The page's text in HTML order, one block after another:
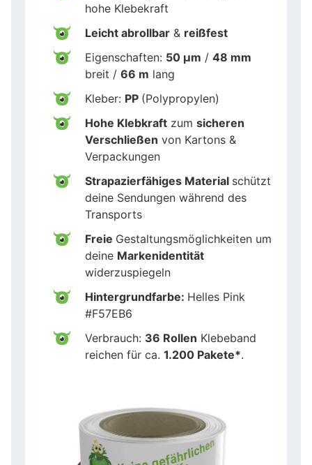
hohe Klebekraft
Leicht abrollbar & reißfest
Eigenschaften: 50 µm / 48 mm
breit / 66 m lang
Kleber: PP (Polypropylen)
Hohe Klebkraft zum sicheren
Verschließen von Kartons &
Verpackungen
Strapazierfähiges Material schützt
deine Sendungen während des
Transports
Freie Gestaltungsmöglichkeiten um
deine Markenidentität
widerzuspiegeln
Hintergrundfarbe: Helles Pink
#F57EB6
Verbrauch: 36 Rollen Klebeband
reichen für ca. 1.200 Pakete*.